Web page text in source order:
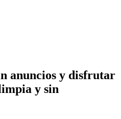
anuncios y disfrutar
y sin